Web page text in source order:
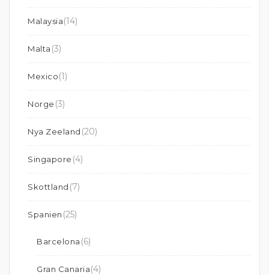
Malaysia(14)
Malta (3)
Mexico(1)
Norge (3)
Nya Zeeland (20)
Singapore (4)
Skottland (7)
Spanien (25)
Barcelona (6)
Gran Canaria(4)